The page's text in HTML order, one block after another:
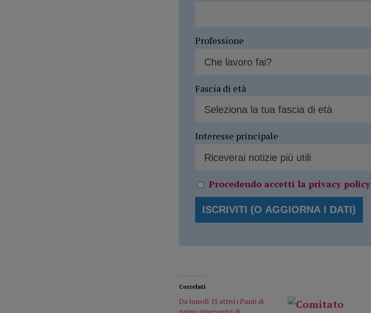
Professione
Fascia di età
Interesse principale
Procedendo accetti la privacy policy
Correlati
Da lunedì 15 attivi i Punti di
primo intervento di